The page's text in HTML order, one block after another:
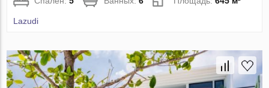
Lazudi